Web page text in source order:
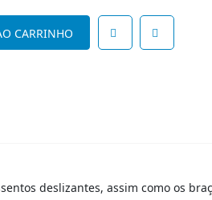
CARRINHO
deslizantes, assim como os